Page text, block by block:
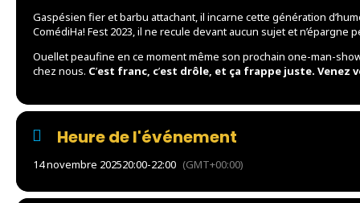
Gaspésien fier et barbu attachant, il incarne cette génération
ComédiHa! Fest 2023, il ne recule devant aucun sujet et
Ouellet peaufine en ce moment même son prochain one-man-
chez nous. C’est franc, c’est drôle, et ça frappe juste. Venez
Heure de l'événement
14 novembre 202520:00-22:00 (GMT+00:00)